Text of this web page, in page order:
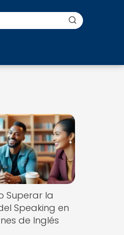
Superar la
Speaking en
de Inglés